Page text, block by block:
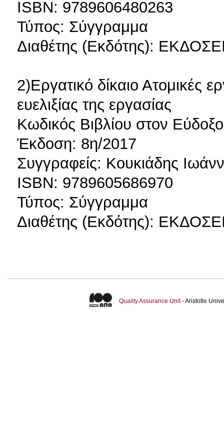
ISBN: 9789606480263
Τύπος: Σύγγραμμα
Διαθέτης (Εκδότης):
2)Εργατικό δίκαιο Ατομικές
ευελιξίας της εργασίας
Κωδικός Βιβλίου στον
Έκδοση: 8η/2017
Συγγραφείς: Κουκιάδης
ISBN: 9789605686970
Τύπος: Σύγγραμμα
Διαθέτης (Εκδότης):
Quality Assurance Unit- Aristotle